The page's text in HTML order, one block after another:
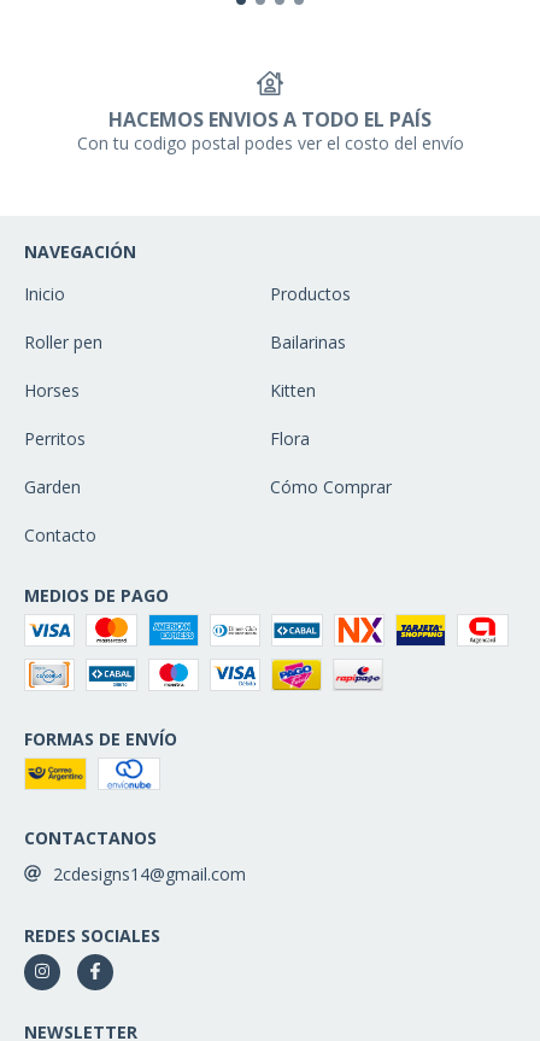
HACEMOS ENVIOS A TODO EL PAÍS
Con tu codigo postal podes ver el costo del envío
NAVEGACIÓN
Inicio
Productos
Roller pen Bailarinas
Horses Kitten
Perritos Flora
Garden Cómo Comprar
Contacto
MEDIOS DE PAGO
FORMAS DE ENVÍO
CONTACTANOS
2cdesigns14@gmail.com
REDES SOCIALES
NEWSLETTER